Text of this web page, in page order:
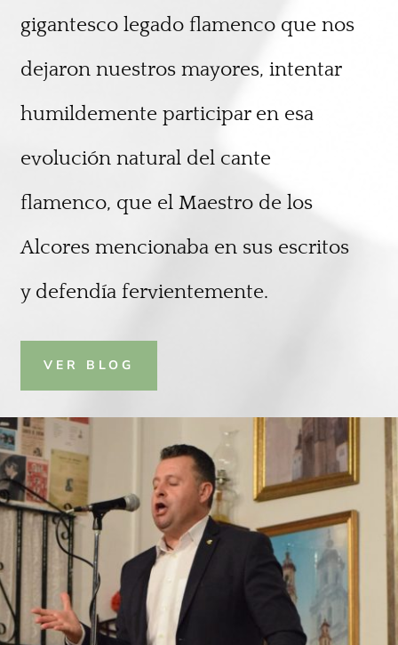
gigantesco legado flamenco que nos
dejaron nuestros mayores, intentar
humildemente participar en esa
evolución natural del cante
flamenco, que el Maestro de los
Alcores mencionaba en sus escritos
y defendía fervientemente.
VER BLOG